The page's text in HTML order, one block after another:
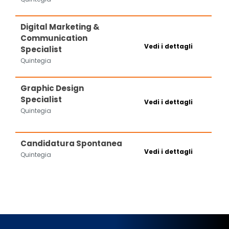
Digital Marketing &
Communication
Specialist
Quintegia
Vedi i dettagli
Graphic Design
Specialist
Quintegia
Vedi i dettagli
Candidatura Spontanea
Quintegia Vedi i dettagli